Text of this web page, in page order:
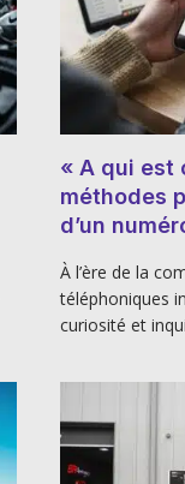
« A qui est
méthodes
d’un
À l’ère de la
téléphoniques
curiosité et